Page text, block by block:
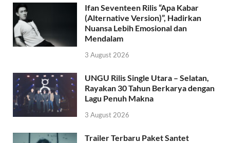
Ifan Seventeen Rilis “Apa Kabar
(Alternative Version)”, Hadirkan
Nuansa Lebih Emosional dan
Mendalam
3 August 2026
UNGU Rilis Single Utara – Selatan,
Rayakan 30 Tahun Berkarya dengan
Lagu Penuh Makna
3 August 2026
Trailer Terbaru Paket Santet